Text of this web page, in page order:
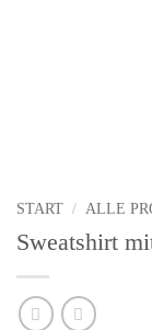
START / ALLE
Sweatshirt